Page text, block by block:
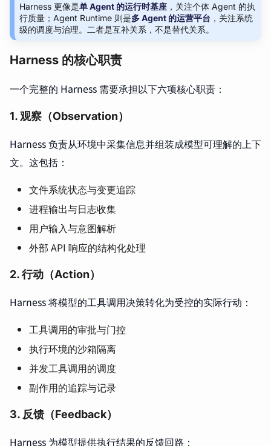
Harness 更像是单 Agent 的运行时基座 ，关注个体 Agent 的执
行质量；Agent Runtime 则是多 Agent 的运营平台 ，关注系统
级的调度与治理。二者是互补关系，不是替代关系。
Harness 的核心职责
一个完整的 Harness 需要承担以下六项核心职责：
1. 观察（Observation）
Harness 负责从环境中采集信息并组装成模型可理解的上下
文。这包括：
文件系统状态与变更追踪
进程输出与日志收集
用户输入与意图解析
外部 API 响应的结构化处理
2. 行动（Action）
Harness 将模型的工具调用决策转化为受控的实际行动：
工具调用的审批与门控
执行环境的沙箱隔离
并发工具调用的调度
副作用的追踪与记录
3. 反馈（Feedback）
Harness 为模型提供执行结果的反馈回路：